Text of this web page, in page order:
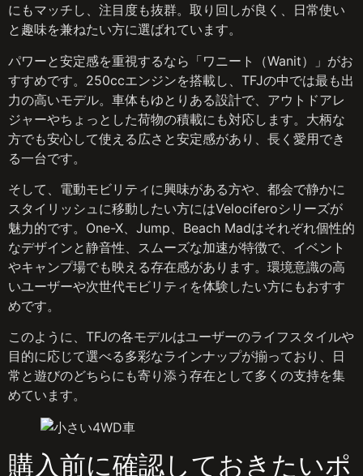
にもマッチし、注目度も抜群。取り回しが良く、日常使い
と趣味を兼ねたい方に選ばれています。
パワーと安定感を重視するなら「ワニート（Wanit）」がお
すすめです。250ccエンジンを搭載し、TFJの中では最も出
力の高いモデル。車体もゆとりある設計で、アウトドアレ
ジャーやちょっとした荷物の積載にも対応します。大柄な
方でも安心して使える広さと安定感があり、長く愛用でき
る一台です。
そして、電動モビリティに興味がある方や、都会で静かに
スタイリッシュに移動したい方にはVelociferoシリーズが
魅力的です。One-X、Jump、Beach Madはそれぞれ個性的
なデザインと静音性、スムーズな加速が特徴で、イベント
やキャンプ場でも映える存在感があります。環境意識の高
いユーザーや次世代モビリティを体験したい方にもおすす
めです。
このように、TFJの各モデルはユーザーのライフスタイルや
目的に応じて選べる多彩なラインナップが揃っており、日
常と遊びのどちらにも寄り添う存在として多くの支持を集
めています。
購入前に確認しておきたいポ